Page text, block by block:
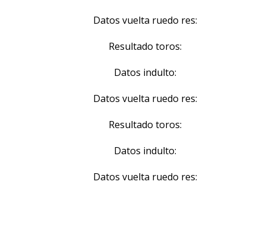
Datos vuelta ruedo res:
Resultado toros:
Datos indulto:
Datos vuelta ruedo res:
Resultado toros:
Datos indulto:
Datos vuelta ruedo res: